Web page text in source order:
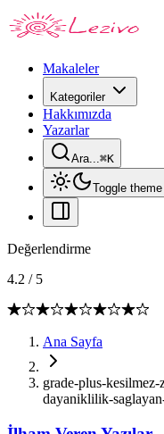
Makaleler
Kategoriler
Hakkımızda
Yazarlar
Ara...⌘K
Toggle theme
Değerlendirme
4.2 / 5
Ana Sayfa
grade-plus-
dayaniklilik-